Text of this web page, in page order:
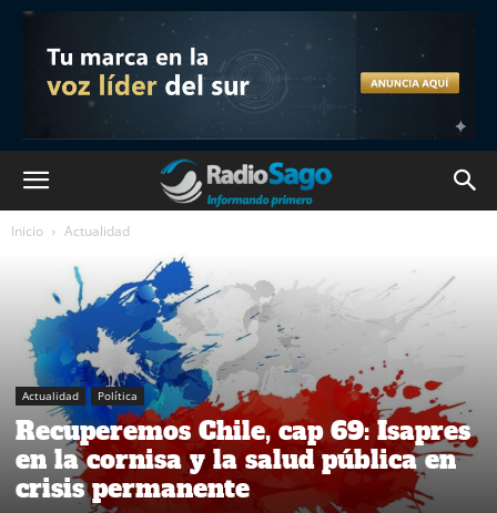
Inicio Actualidad
Actualidad Política
Recuperemos Chile, cap 69: Isapres
en la cornisa y la salud pública en
crisis permanente